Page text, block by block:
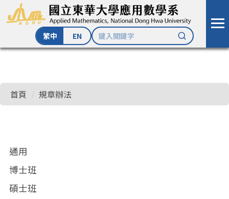
主
要
內
繁中 EN
首頁 規章辦法
通用
博士班
碩士班